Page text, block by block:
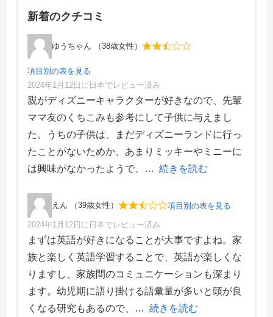
商品名
提供会社 ワールド・ファミリー株式会社
対象年齢 0～12歳ぐらい
価格 おおよそ18万～1000万円
途中退会 可能
CD
ワークブック
パペット
音声ペン
トークアロングカード
プレイメイト(カード読み上げ）
Blu-rayプレイヤー
新着のクチコミ
ゆうちゃん （38歳女性）
項目別の表を見る
項目別評価
価格・料金
3
学習効果
2
サポート体制
3
デザイン性
2024年1月12日に日本でレビュー済み
親がディズニーキャラクターが好きなので、先輩
ママ友のくちこみも参考にして子供に与えまし
た。うちの子供は、まだディズニーランドに行っ
たことがないためか、あまりミッキーやミニーに
は興味がなかったようで、
続きを読む
えん （39歳女性） 項目別の表を見る
項目別評価
価格・料金
2
学習効果
2
サポート体制
3
デザイン性
2
2024年1月12日に日本でレビュー済み
まずは英語が好きになることが大事ですよね。家
族と楽しく英語学習することで、英語が楽しくな
りますし、家族間のコミュニケーションも深まり
ます。幼児期に語り掛ける語彙量が多いと頭が良
くなる研究もあるので、
続きを読む